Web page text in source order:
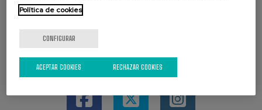
REDES SOCIALES
Política de cookies
CONFIGURAR
RECHAZAR COOKIES
ACEPTAR COOKIES